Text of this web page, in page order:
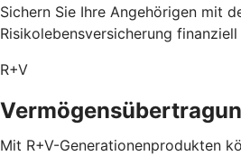
Sichern Sie Ihre Angehörigen mit
Risikolebensversicherung finanziell
R+V
Mit R+V-Generationenprodukten